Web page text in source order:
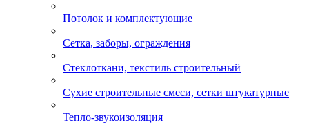
Потолок и комплектующие
Сетка, заборы, ограждения
Стеклоткани, текстиль строительный
Сухие строительные смеси, сетки штукатурные
Тепло-звукоизоляция